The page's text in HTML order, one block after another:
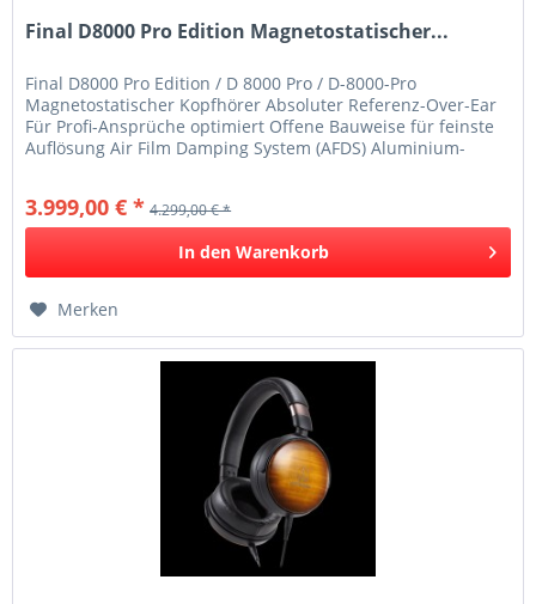
Final D8000 Pro Edition Magnetostatischer...
Final D8000 Pro Edition / D 8000 Pro / D-8000-Pro
Magnetostatischer Kopfhörer Absoluter Referenz-Over-Ear
Für Profi-Ansprüche optimiert Offene Bauweise für feinste
Auflösung Air Film Damping System (AFDS) Aluminium-
3.999,00 € * 4.299,00 € *
In den Warenkorb
Merken